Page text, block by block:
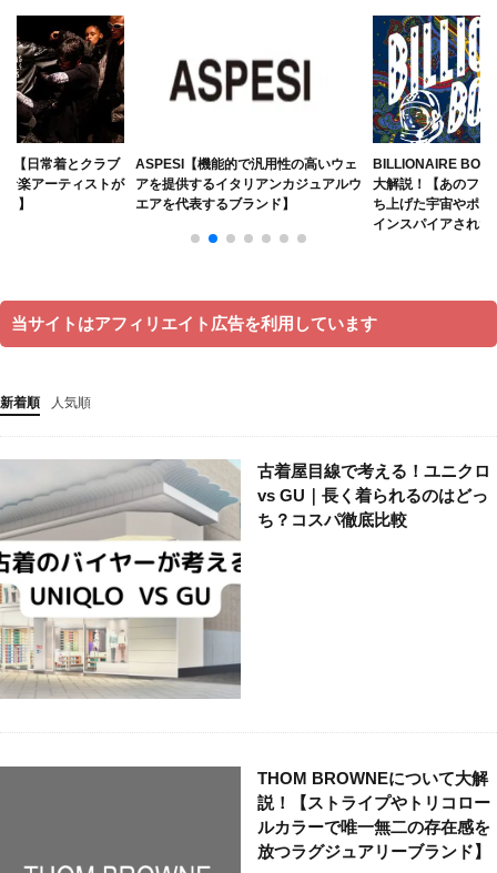
【日常着とクラブ
楽アーティストが
】
ASPESI【機能的で汎用性の高いウェ
アを提供するイタリアンカジュアルウ
エアを代表するブランド】
BILLIONAIRE
大解説！【あのファ
ち上げた宇宙やポ
インスパイアされた
当サイトはアフィリエイト広告を利用しています
新着順 人気順
古着屋目線で考える！ユニクロ
vs GU｜長く着られるのはどっ
ち？コスパ徹底比較
THOM BROWNEについて大解
説！【ストライプやトリコロー
ルカラーで唯一無二の存在感を
放つラグジュアリーブランド】
ドメスティック ニュース
バイカー ビンテージ
ビンテージブランド ファクトリーブランド
フォーマル フレンチカジュアル
モード ユニセックス ラグジュアリー
ルード
新進気鋭ブランド 日本 裏原 音楽